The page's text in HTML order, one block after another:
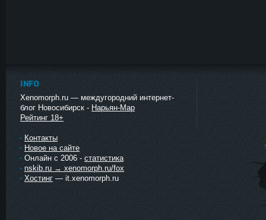
INFO
Xenomorph.ru — междугородний интернет-
блог Новосибирск - Нарьян-Мар
Рейтинг 18+
Контакты
Новое на сайте
Онлайн с 2006 - статистика
nskib.ru → xenomorph.ru/fox
Хостинг — it.xenomorph.ru